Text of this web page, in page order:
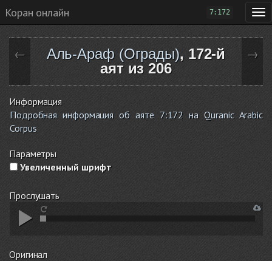
Коран онлайн 7:172
← Аль-Араф (Ограды), 172-й
аят из 206
→
Информация
Подробная информация об аяте 7:172 на Quranic Arabic
Corpus
Параметры
Увеличенный шрифт
Прослушать
Оригинал